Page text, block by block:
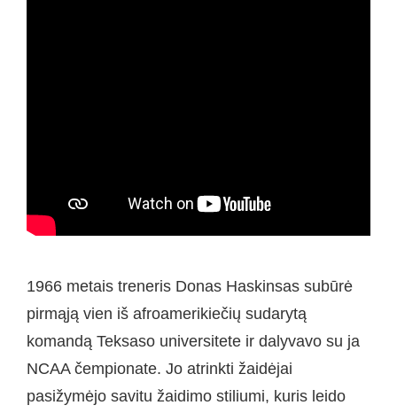
1966 metais treneris Donas Haskinsas subūrė
pirmąją vien iš afroamerikiečių sudarytą
komandą Teksaso universitete ir dalyvavo su ja
NCAA čempionate. Jo atrinkti žaidėjai
pasižymėjo savitu žaidimo stiliumi, kuris leido